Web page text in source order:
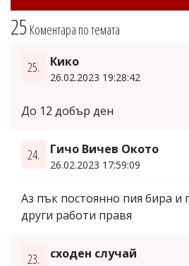
25 Коментара по темата
25. Кико
26.02.2023 19:28:42
До 12 добър ден
24. Гичо Вичев Окото
26.02.2023 17:59:09
Аз пък постоянно пия бира и
други работи правя
23. сходен случай